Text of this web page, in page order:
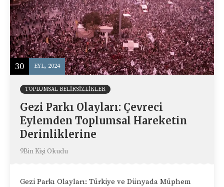
30 EYL, 2024
TOPLUMSAL BELIRSIZLIKLER
Gezi Parkı Olayları: Çevreci
Eylemden Toplumsal Hareketin
Derinliklerine
9Bin Kişi Okudu
Gezi Parkı Olayları: Türkiye ve Dünyada Müphem